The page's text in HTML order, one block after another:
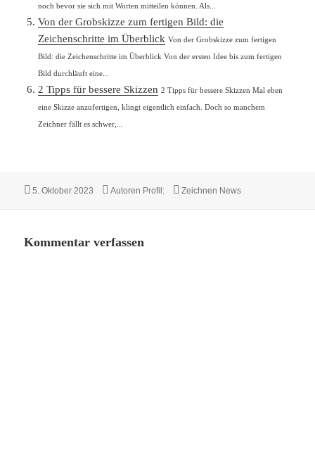
noch bevor sie sich mit Worten mitteilen können. Als...
Von der Grobskizze zum fertigen Bild: die
Zeichenschritte im Überblick Von der Grobskizze zum fertigen
Bild: die Zeichenschritte im Überblick Von der ersten Idee bis zum fertigen
Bild durchläuft eine...
2 Tipps für bessere Skizzen 2 Tipps für bessere Skizzen Mal eben
eine Skizze anzufertigen, klingt eigentlich einfach. Doch so manchem
Zeichner fällt es schwer,...
Veröffentlicht
5. Oktober 2023 Autor
Autoren Profil: Kategorien
Zeichnen News
Kommentar verfassen